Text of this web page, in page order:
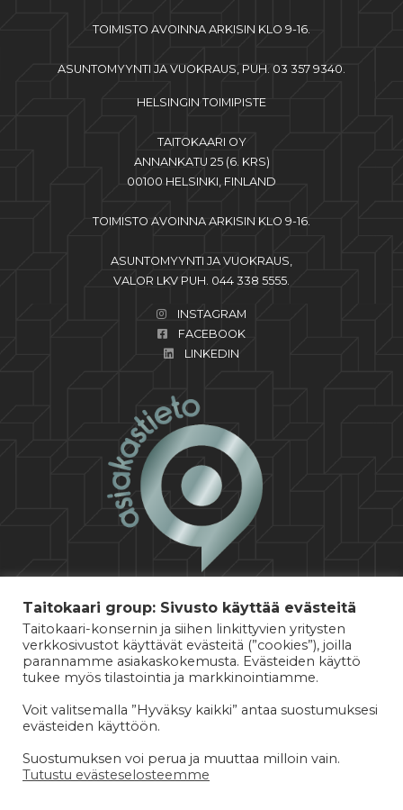
TOIMISTO AVOINNA ARKISIN KLO 9-16.
ASUNTOMYYNTI JA VUOKRAUS, PUH. 03 357 9340.
HELSINGIN TOIMIPISTE
TAITOKAARI OY
ANNANKATU 25 (6. KRS)
00100 HELSINKI, FINLAND
TOIMISTO AVOINNA ARKISIN KLO 9-16.
ASUNTOMYYNTI JA VUOKRAUS,
VALOR LKV PUH. 044 338 5555.
INSTAGRAM
FACEBOOK
LINKEDIN
KÄYTTÖEHDOT·TAITOKAARI-KONSERNIN YLEISET SOPIMUSEHDOT
TIETOSUOJASELOSTE
Taitokaari group: Sivusto käyttää evästeitä
Taitokaari-konsernin ja siihen linkittyvien yritysten
verkkosivustot käyttävät evästeitä (”cookies”), joilla
parannamme asiakaskokemusta. Evästeiden käyttö
tukee myös tilastointia ja markkinointiamme.
Voit valitsemalla ”Hyväksy kaikki” antaa suostumuksesi
evästeiden käyttöön.
Suostumuksen voi perua ja muuttaa milloin vain.
Tutustu evästeselosteemme